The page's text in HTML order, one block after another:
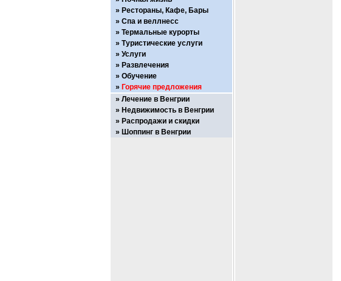
Рестораны, Кафе, Бары
Спа и веллнесс
Термальные курорты
Туристические услуги
Услуги
Развлечения
Обучение
Горячие предложения
Лечение в Венгрии
Недвижимость в Венгрии
Распродажи и скидки
Шоппинг в Венгрии